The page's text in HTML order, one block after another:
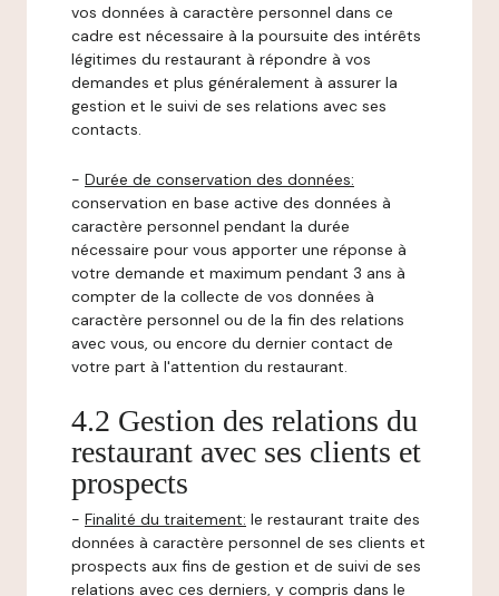
vos données à caractère personnel dans ce
cadre est nécessaire à la poursuite des intérêts
légitimes du restaurant à répondre à vos
demandes et plus généralement à assurer la
gestion et le suivi de ses relations avec ses
contacts.
- Durée de conservation des données:
conservation en base active des données à
caractère personnel pendant la durée
nécessaire pour vous apporter une réponse à
votre demande et maximum pendant 3 ans à
compter de la collecte de vos données à
caractère personnel ou de la fin des relations
avec vous, ou encore du dernier contact de
votre part à l'attention du restaurant.
4.2 Gestion des relations du
restaurant avec ses clients et
prospects
- Finalité du traitement: le restaurant traite des
données à caractère personnel de ses clients et
prospects aux fins de gestion et de suivi de ses
relations avec ces derniers, y compris dans le